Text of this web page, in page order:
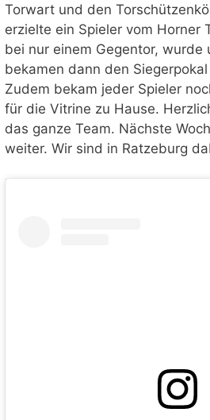
Torwart und den
erzielte ein Spieler vom Horner
bei nur einem Gegentor, wurde
bekamen dann den
Zudem bekam jeder Spieler
für die Vitrine zu Hause.
das ganze Team. Nächste
weiter. Wir sind in Ratzeburg